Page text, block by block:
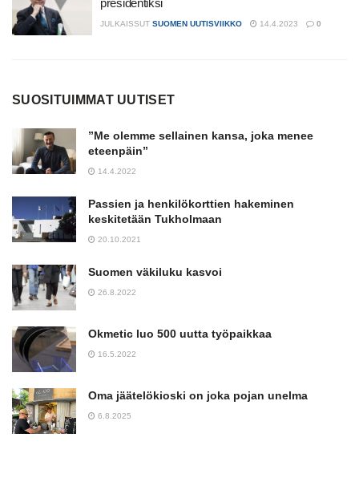
presidentiksi
JULKAISSUT SUOMEN UUTISVIIKKO 14.4.2023 0
SUOSITUIMMAT UUTISET
”Me olemme sellainen kansa, joka menee
eteenpäin”
14.4.2022
Passien ja henkilökorttien hakeminen
keskitetään Tukholmaan
20.10.2021
Suomen väkiluku kasvoi
26.8.2022
Okmetic luo 500 uutta työpaikkaa
16.5.2022
Oma jäätelökioski on joka pojan unelma
6.8.2025